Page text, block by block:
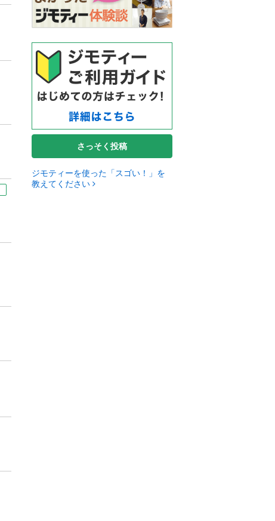
さっそく投稿
ジモティーを使った「スゴい！」を
教えてください